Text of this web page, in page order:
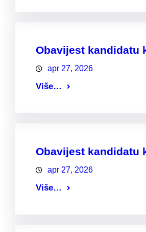
Obavijest kandidatu
apr 27, 2026
Više…
Obavijest kandidatu
apr 27, 2026
Više…